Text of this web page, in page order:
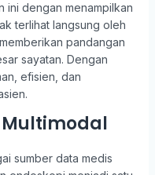
ini dengan menampilkan
terlihat langsung oleh
pandangan
sayatan. Dengan
efisien, dan
sumber data medis